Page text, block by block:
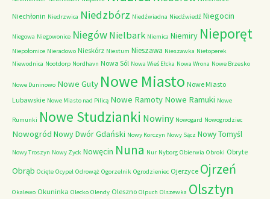
Niechłonin Niedrzwica Niedzbórz Niedźwiadna Niedźwiedź Niegocin
Niegowa Niegowonice Niegów Nielbark Niemica Niemiry Nieporęt
Niepołomice Nieradowo Nieskórz Niestum Nieszawa Nieszawka Nietoperek
Niewodnica Nootdorp Nordhavn Nowa Sól Nowa Wieś Ełcka Nowa Wrona Nowe Brzesko
Nowe Duninowo Nowe Guty Nowe Miasto Nowe Miasto
Lubawskie Nowe Miasto nad Pilicą Nowe Ramoty Nowe Ramuki Nowe
Rumunki Nowe Studzianki Nowiny Nowogard Nowogrodziec
Nowogród Nowy Dwór Gdański Nowy Korczyn Nowy Sącz Nowy Tomyśl
Nowy Troszyn Nowy Zyck Nowęcin Nuna Nur Nyborg Obierwia Obroki Obryte
Obrąb Ocięte Ocypel Odrowąż Ogorzelnik Ogrodzieniec Ojerzyce Ojrzeń
Okalewo Okuninka Olecko Olendy Oleszno Olpuch Olszewka Olsztyn